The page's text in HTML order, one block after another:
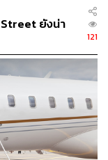
ยังน่า
121